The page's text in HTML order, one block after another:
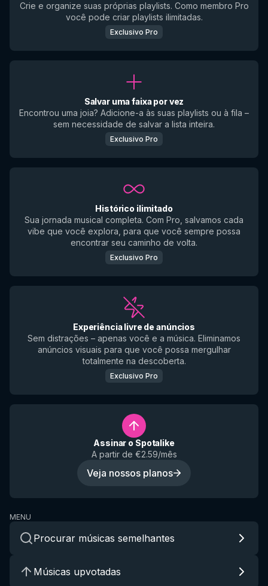
Crie e organize suas próprias playlists. Como membro Pro
você pode criar playlists ilimitadas.
Exclusivo Pro
Salvar uma faixa por vez
Encontrou uma joia? Adicione-a às suas playlists ou à fila –
sem necessidade de salvar a lista inteira.
Exclusivo Pro
Histórico ilimitado
Sua jornada musical completa. Com Pro, salvamos cada
vibe que você explora, para que você sempre possa
encontrar seu caminho de volta.
Exclusivo Pro
Experiência livre de anúncios
Sem distrações – apenas você e a música. Eliminamos
anúncios visuais para que você possa mergulhar
totalmente na descoberta.
Exclusivo Pro
Assinar o Spotalike
A partir de €2.59/mês
Veja nossos planos
MENU
Procurar músicas semelhantes
Músicas upvotadas